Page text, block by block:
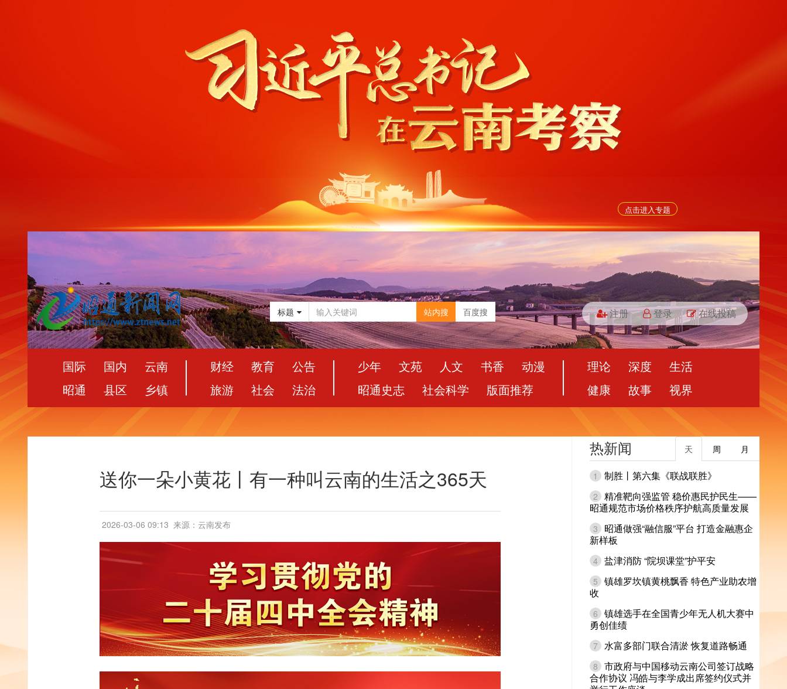
点击进入专题
标题 站内搜 百度搜 注册 登录 在线投稿
国际 国内
云南
昭通
县区 乡镇
财经 教育
公告
旅游
社会 法治
少年 文苑 人文 书香
动漫
昭通史志
社会科学 版面推荐
理论 深度
生活
健康
故事 视界
送你一朵小黄花丨有一种叫云南的生活之365天
2026-03-06 09:13 来源：云南发布
热新闻 月
周
天
1 制胜丨第六集《联战联胜》
2 精准靶向强监管 稳价惠民护民生——
昭通规范市场价格秩序护航高质量发展
3
昭通做强“融信服”平台 打造金融惠企
新样板
4 盐津消防 “院坝课堂”护平安
5 镇雄罗坎镇黄桃飘香 特色产业助农增
收
6 镇雄选手在全国青少年无人机大赛中
勇创佳绩
7 水富多部门联合清淤 恢复道路畅通
8 市政府与中国移动云南公司签订战略
合作协议 冯皓与李学成出席签约仪式并